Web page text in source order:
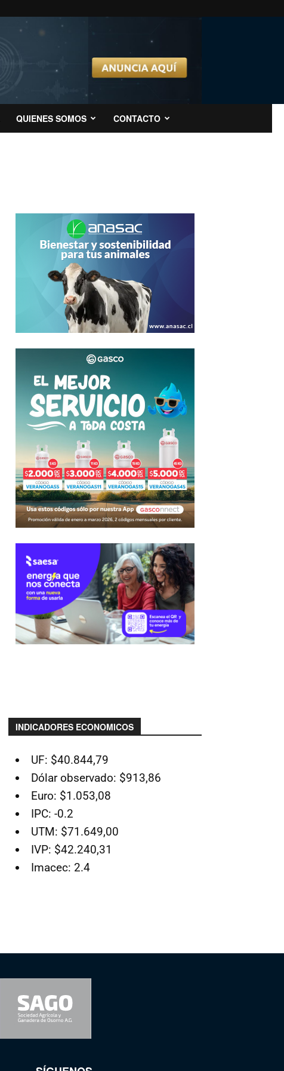
QUIENES SOMOS CONTACTO
INDICADORES ECONOMICOS
UF: $40.844,79
Dólar observado: $913,86
Euro: $1.053,08
IPC: -0.2
UTM: $71.649,00
IVP: $42.240,31
Imacec: 2.4